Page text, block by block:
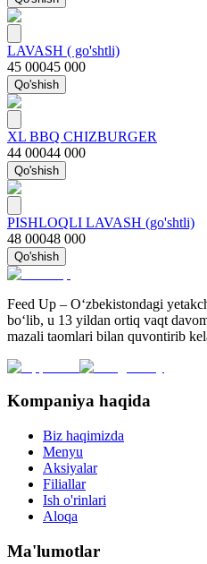
LAVASH ( go'shtli)
45 00045 000
Qo'shish
XL BBQ CHIZBURGER
44 00044 000
Qo'shish
PISHLOQLI LAVASH (go'shtli)
48 00048 000
Qo'shish
Feed Up – O‘zbekistondagi
bo‘lib, u 13 yildan ortiq vaqt
mazali taomlari bilan quvontirib
Kompaniya haqida
Biz haqimizda
Menyu
Aksiyalar
Filiallar
Ish o'rinlari
Aloqa
Ma'lumotlar